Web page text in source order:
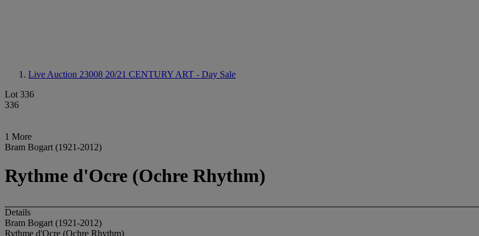
Live Auction 23008 20/21 CENTURY ART - Day Sale
Lot 336
336
1 More
Bram Bogart (1921-2012)
Rythme d'Ocre (Ochre Rhythm)
Details
Bram Bogart (1921-2012)
Rythme d'Ocre (Ochre Rhythm)